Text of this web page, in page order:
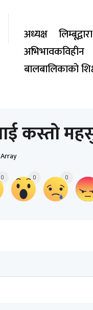
अध्यक्ष
बालबालिकाको
कस्तो
Array
0 0 0